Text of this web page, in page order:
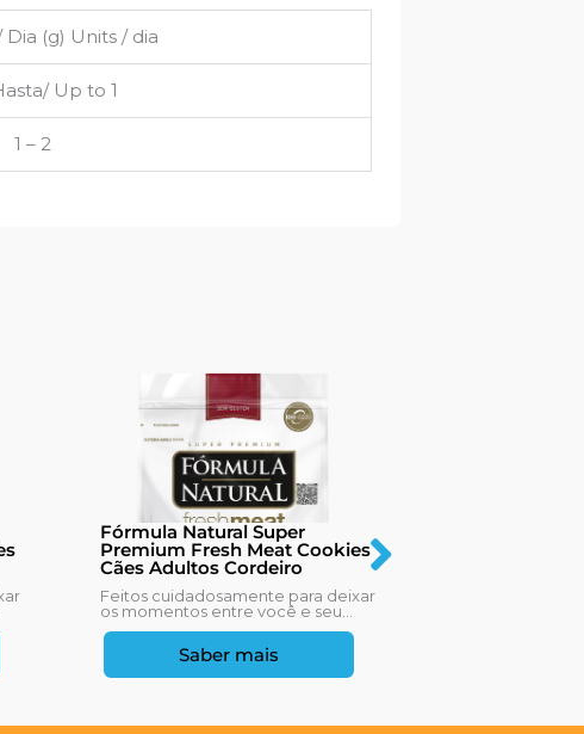
Dia (g) Units / dia
Up to 1
1 – 2
Fórmula Natural Super
Premium Fresh Meat Cookies
Cães Adultos Cordeiro
Feitos cuidadosamente para deixar
os momentos entre você e seu...
Saber mais